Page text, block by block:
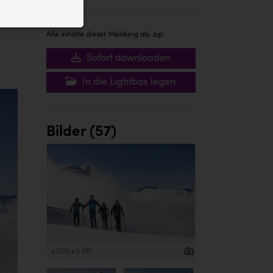
Alle Inhalte dieser Meldung als .zip:
Sofort downloaden
In die Lightbox legen
Bilder (57)
4 000 x 2 667
Website